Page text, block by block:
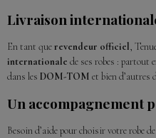
Livraison
En tant querevendeur officiel,
internationale de ses robes : partout
dans les DOM-TOM et bien d’autres
Un accompagnement
Besoin d’aide pour choisir votre robe